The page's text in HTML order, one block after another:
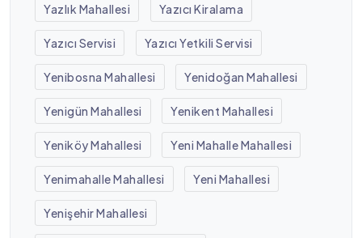
Yazlık Mahallesi Yazıcı Kiralama
Yazıcı Servisi Yazıcı Yetkili Servisi
Yenibosna Mahallesi Yenidoğan Mahallesi
Yenigün Mahallesi Yenikent Mahallesi
Yeniköy Mahallesi Yeni Mahalle Mahallesi
Yenimahalle Mahallesi Yeni Mahallesi
Yenişehir Mahallesi